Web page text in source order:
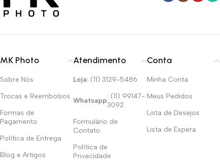
MK Photo
Sobre Nós
Trocas e Reembolsos
Formas de
Pagamento
Política de Entrega
Blog e Artigos
Atendimento
Loja: (11) 3129-5486
Whatsapp
: (11) 99147-
3092
Formulário de
Contato
Política de
Privacidade
Conta
Minha Conta
Meus Pedidos
Lista de Desejos
Lista de Espera